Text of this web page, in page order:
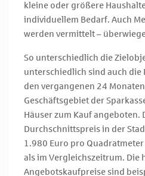
kleine oder größere
individuellem Bedarf. Auch
werden vermittelt –
So unterschiedlich die
unterschiedlich sind auch die
den vergangenen 24
Geschäftsgebiet der
Häuser zum Kauf angeboten.
Durchschnittspreis in der
1.980 Euro pro
als im Vergleichszeitrum. Die
Angebotskaufpreise sind